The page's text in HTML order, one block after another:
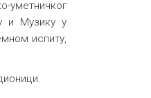
уметничког
и Музику у
испиту,